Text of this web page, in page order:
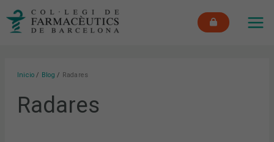
Inicio Blog Radares
Radares